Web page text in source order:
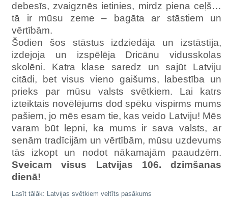
debesīs, zvaigznēs ietinies, mirdz piena ceļš…
tā ir mūsu zeme – bagāta ar stāstiem un
vērtībām.
Šodien šos stāstus izdziedāja un izstāstīja,
izdejoja un izspēlēja Dricānu vidusskolas
skolēni. Katra klase saredz un sajūt Latviju
citādi, bet visus vieno gaišums, labestība un
prieks par mūsu valsts svētkiem. Lai katrs
izteiktais novēlējums dod spēku vispirms mums
pašiem, jo mēs esam tie, kasveido Latviju! Mēs
varam būt lepni, ka mums ir sava valsts, ar
senām tradīcijām un vērtībām, mūsu uzdevums
tās izkopt un nodot nākamajām paaudzēm.
Sveicam visus Latvijas 106. dzimšanas
dienā!
Lasīt tālāk: Latvijas svētkiem veltīts pasākums